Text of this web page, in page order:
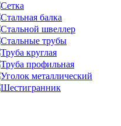
Сетка
Стальная балка
Стальной швеллер
Стальные трубы
Труба круглая
Труба профильная
Уголок металлический
Шестигранник